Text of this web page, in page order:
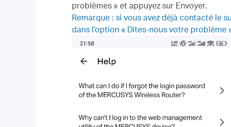
problèmes » et appuyez sur Envoyer.
Remarque : si vous avez déjà contacté le
dans l'option « Dites-nous votre problème